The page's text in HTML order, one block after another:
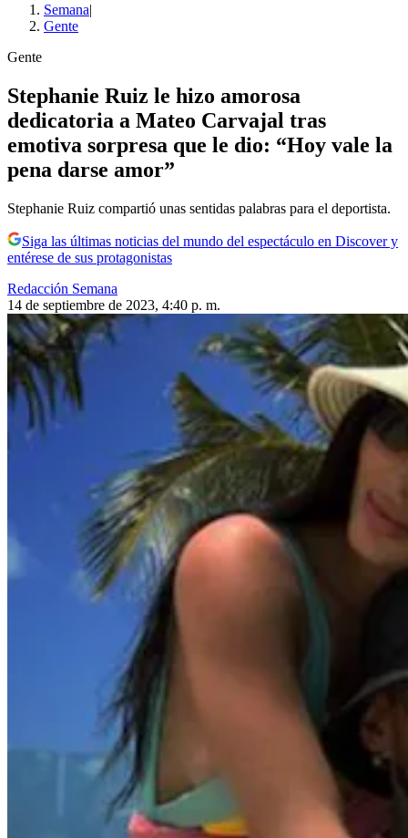
Semana|
Gente
Gente
Stephanie Ruiz le hizo amorosa
dedicatoria a Mateo Carvajal tras
emotiva sorpresa que le dio: “Hoy vale la
pena darse amor”
Stephanie Ruiz compartió unas sentidas palabras para el deportista.
Siga las últimas noticias del mundo del espectáculo en Discover y
entérese de sus protagonistas
Redacción Semana
14 de septiembre de 2023, 4:40 p. m.